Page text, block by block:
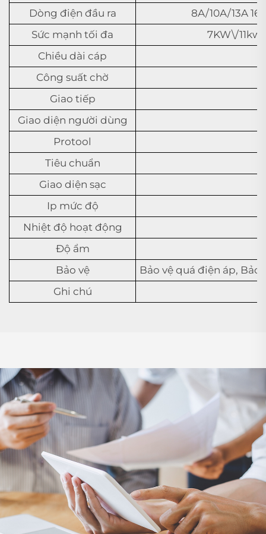
Dòng điện đầu ra
8A/10A/13A
Sức mạnh tối đa
7KW\/
Chiều dài cáp
Công suất chờ
Giao tiếp
Giao diện người dùng
Protool
Tiêu chuẩn
Giao diện sạc
Ip mức độ
Nhiệt độ hoạt động
Độ ẩm
Bảo vệ
Bảo vệ quá điện áp,
Ghi chú